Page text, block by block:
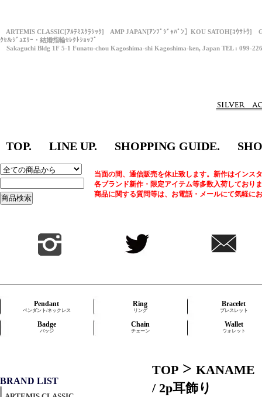
ARTEMIS CLASSIC[ｱﾙﾃﾐｽｸﾗｼｯｸ] AMP JAPAN[ｱﾝﾌﾟｼﾞｬﾊﾟﾝ］KOU SATOH[ｺｳｻﾄｳ]
ｸｾ&ｼﾞｭｴﾘｰ・結婚指輪ｾﾚｸﾄｼｮｯﾌﾟ
Sakaguchi Bldg 1F 5-1 Funatu-chou Kagoshima-shi Kagoshima-ken, Japan TEL : 099-
TOP. LINE UP. SHOPPING GUIDE.
当面の間、通信販売を休止致します。新作はインス
各ブランド新作・限定アイテム等多数入荷しており
商品に関する質問等は、お電話・メールにて気軽に
Pendant
ペンダント/ネックレス
Ring
リング
Bracelet
ブレスレット
Badge
バッジ
Chain
チェーン
Wallet
ウォレット
TOP >
/ 2p耳飾り
BRAND LIST